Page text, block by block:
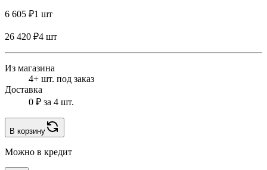
6 605 ₽1 шт
26 420 ₽4 шт
Из магазина
4+ шт. под заказ
Доставка
0 ₽ за 4 шт.
В корзину
Можно в кредит